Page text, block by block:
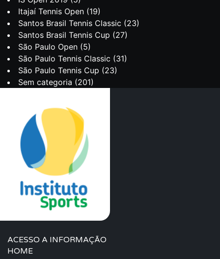
Itajaí Tennis Open (19)
Santos Brasil Tennis Classic (23)
Santos Brasil Tennis Cup (27)
São Paulo Open (5)
São Paulo Tennis Classic (31)
São Paulo Tennis Cup (23)
Sem categoria (201)
ACESSO A INFORMAÇÃO
HOME